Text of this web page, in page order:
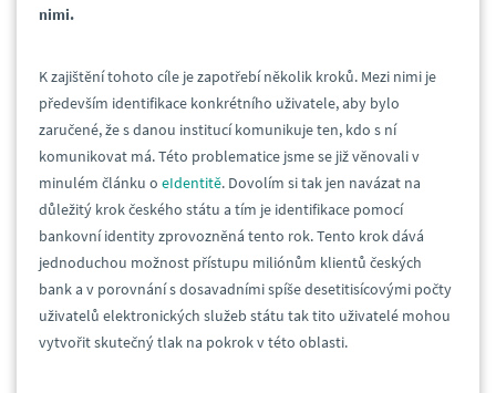
nimi.
K zajištění tohoto cíle je zapotřebí několik kroků. Mezi nimi je
především identifikace konkrétního uživatele, aby bylo
zaručené, že s danou institucí komunikuje ten, kdo s ní
komunikovat má. Této problematice jsme se již věnovali v
minulém článku o eIdentitě. Dovolím si tak jen navázat na
důležitý krok českého státu a tím je identifikace pomocí
bankovní identity zprovozněná tento rok. Tento krok dává
jednoduchou možnost přístupu miliónům klientů českých
bank a v porovnání s dosavadními spíše desetitisícovými počty
uživatelů elektronických služeb státu tak tito uživatelé mohou
vytvořit skutečný tlak na pokrok v této oblasti.